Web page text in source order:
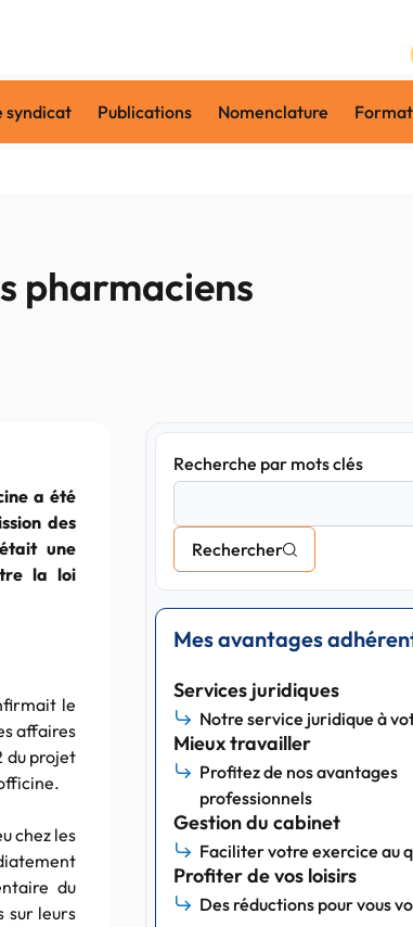
syndicat Publications Nomenclature
pharmaciens
a été
des
une
la loi
le
affaires
du projet
chez les
du
sur leurs
Recherche par mots clés
Rechercher
Mes avantages
Services juridiques
Notre service juridique à
Mieux travailler
Profitez de nos avantages
professionnels
Gestion du cabinet
Faciliter votre exercice au
Profiter de vos loisirs
Des réductions pour vous